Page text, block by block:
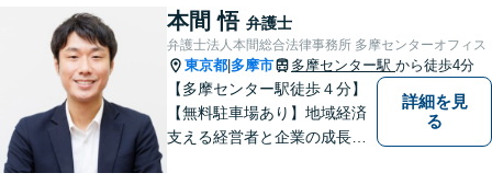
す。住宅ローンの支払で悩ま
れている方も一度ご相談くだ
さい。最高の結果が出せるよ
う自己研鑽を怠らず質の高い
仕事を目指します。
本間 悟 弁護士
弁護士法人本間総合法律事務所 多摩センターオフィス
東京都 多摩市 多摩センター駅 から徒歩4分
【多摩センター駅徒歩４分】
【無料駐車場あり】地域経済
支える経営者と企業の成長を
詳細を見
る